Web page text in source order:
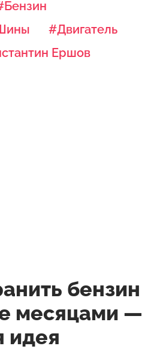
#Двигатель
Ершов
бензин
месяцами —
идея